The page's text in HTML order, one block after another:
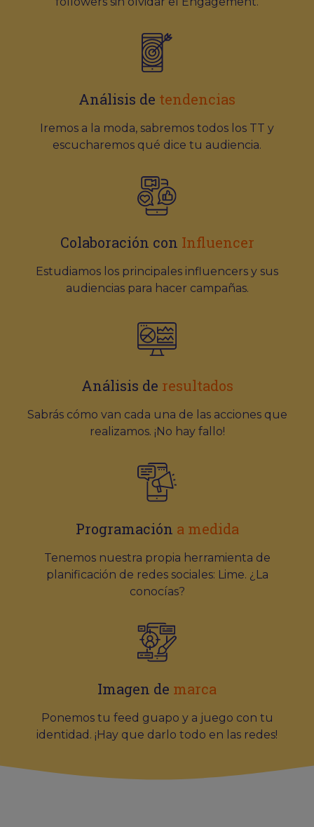
Análisis de tendencias
Iremos a la moda, sabremos todos los TT y
escucharemos qué dice tu audiencia.
Colaboración con Influencer
Estudiamos los principales influencers y sus
audiencias para hacer campañas.
Análisis de resultados
Sabrás cómo van cada una de las acciones que
realizamos. ¡No hay fallo!
Programación a medida
Tenemos nuestra propia herramienta de
planificación de redes sociales: Lime. ¿La
conocías?
Imagen de marca
Ponemos tu feed guapo y a juego con tu
identidad. ¡Hay que darlo todo en las redes!